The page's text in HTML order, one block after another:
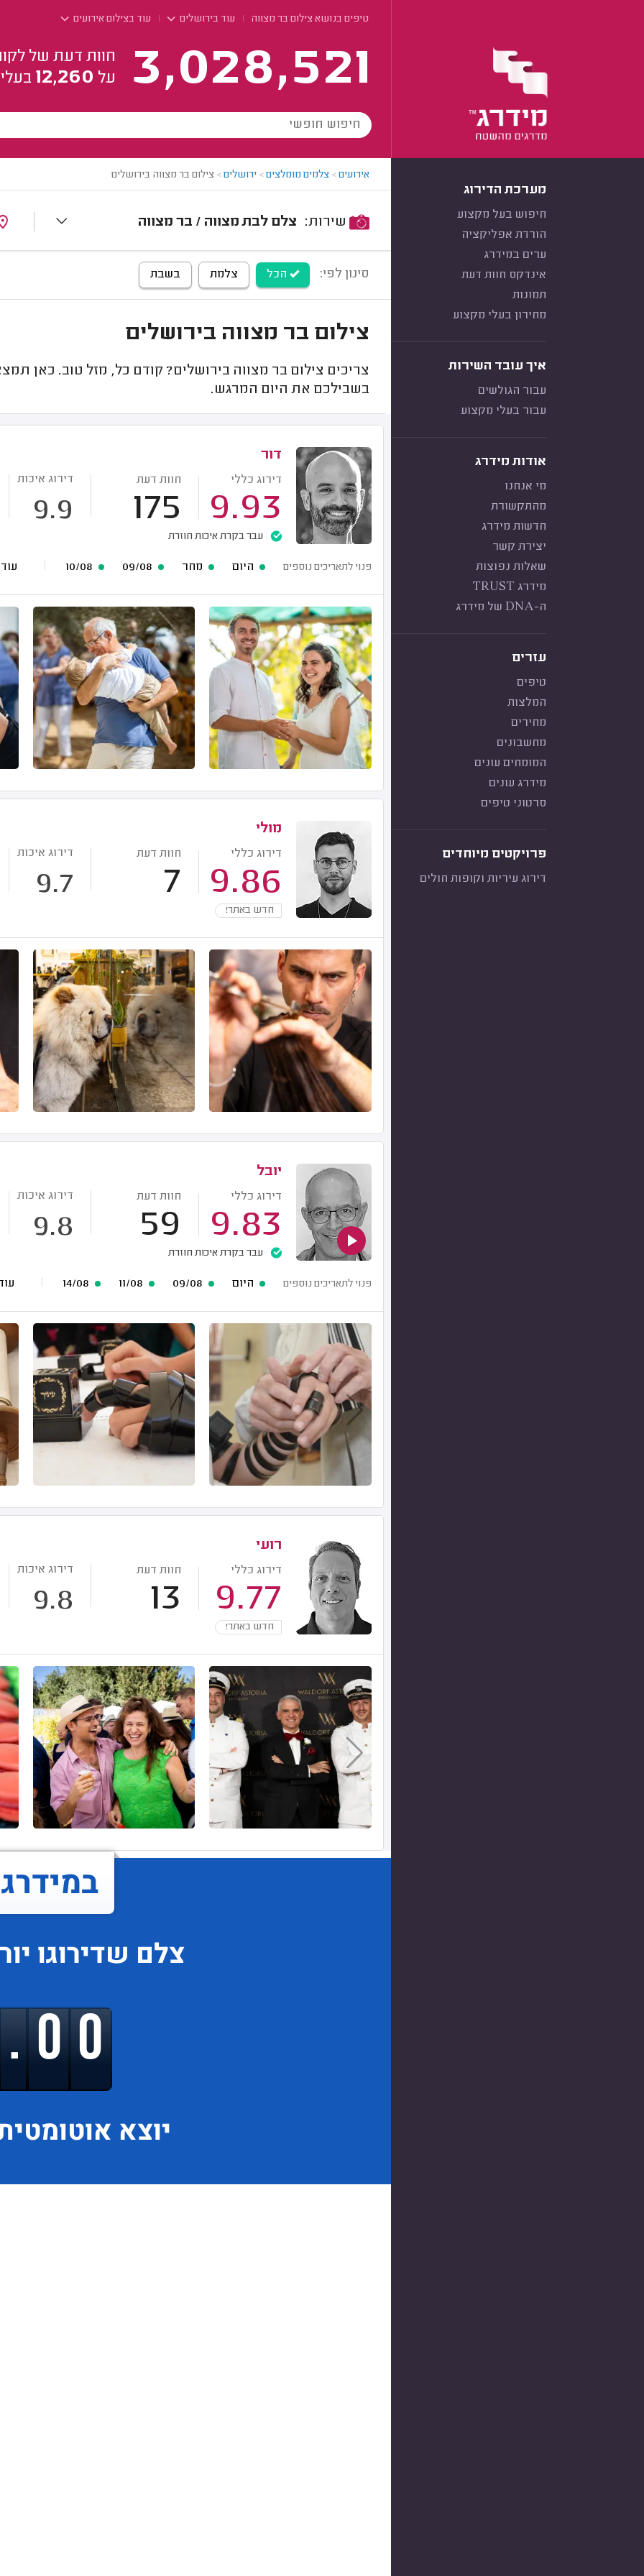
טיפים בנושא צילום בר מצווה עוד בירושלים עוד בצילום אירועים
3,028,521
חוות דעת של
על 12,260
מערכת הדירוג
חיפוש בעל מקצוע
הורדת אפליקציה
ערים במידרג
אינדקס חוות דעת
תמונות
מחירון בעלי מקצוע
איך עובד השירות
עבור הגולשים
עבור בעלי מקצוע
אודות מידרג
מי אנחנו
מהתקשורת
חדשות מידרג
יצירת קשר
שאלות נפוצות
מידרג TRUST
ה-DNA של מידרג
עזרים
טיפים
המלצות
מחירים
מחשבונים
המומחים עונים
מידרג עונים
סרטוני טיפים
פרויקטים מיוחדים
דירוג עיריות וקופות חולים
אירועים> צלמים מומלצים> ירושלים> צילום בר מצווה בירושלים
צלם לבת מצווה / בר מצווה
סינון לפי: הכל צלמת בשבת
צילום בר מצווה בירושלים
צריכים צילום בר מצווה בירושלים? קודם כל, מזל טוב. כאן
בשבילכם את היום המרגש.
דור
דירוג כללי
9.93
חוות דעת
175
דירוג איכות
9.9
עבר בקרת איכות חוזרת
פנוי לתאריכים נוספים היום מחר עוד 53 תאריכים
מולי
דירוג כללי
9.86
חוות דעת
7
דירוג איכות
9.7
חדש באתר!
יובל
דירוג כללי
9.83
חוות דעת
59
דירוג איכות
9.8
עבר בקרת איכות חוזרת
פנוי לתאריכים נוספים היום עוד 138
רועי
דירוג כללי
9.77
חוות דעת
13
דירוג איכות
9.8
חדש באתר!
צלם שדירוגו
יוצא